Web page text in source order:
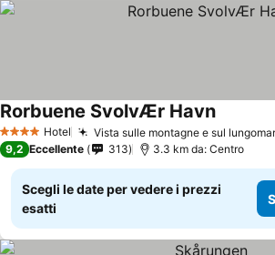
4 Stelle Hotel Vista sulle montagne e sul
Rorbuene SvolvÆr HavnScopri i
9,2 Eccellente 313 3.3 km da: Centro
Scegli le date per vedere i prezzi
esatti